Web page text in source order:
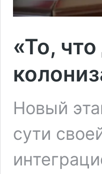
«То,
Новый
сути